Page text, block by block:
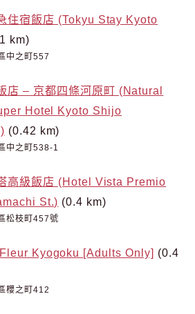
住宿飯店 (Tokyu Stay Kyoto
km)
中之町557
店 – 京都四條河原町 (Natural
Hotel Kyoto Shijo
(0.42 km)
中之町538-1
高級飯店 (Hotel Vista Premio
St.) (0.4 km)
松枝町457號
Kyogoku [Adults Only] (0.4
櫻之町412